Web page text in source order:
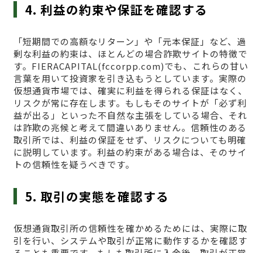
4. 利益の約束や保証を確認する
「短期間での高額なリターン」や「元本保証」など、過
剰な利益の約束は、ほとんどの場合詐欺サイトの特徴で
す。FIERACAPITAL(fccorpp.com)でも、これらの甘い
言葉を用いて投資家を引き込もうとしています。実際の
仮想通貨市場では、確実に利益を得られる保証はなく、
リスクが常に存在します。もしもそのサイトが「必ず利
益が出る」といった不自然な主張をしている場合、それ
は詐欺の兆候と考えて間違いありません。信頼性のある
取引所では、利益の保証をせず、リスクについても明確
に説明しています。利益の約束がある場合は、そのサイ
トの信頼性を疑うべきです。
5. 取引の実態を確認する
仮想通貨取引所の信頼性を確かめるためには、実際に取
引を行い、システムや取引が正常に動作するかを確認す